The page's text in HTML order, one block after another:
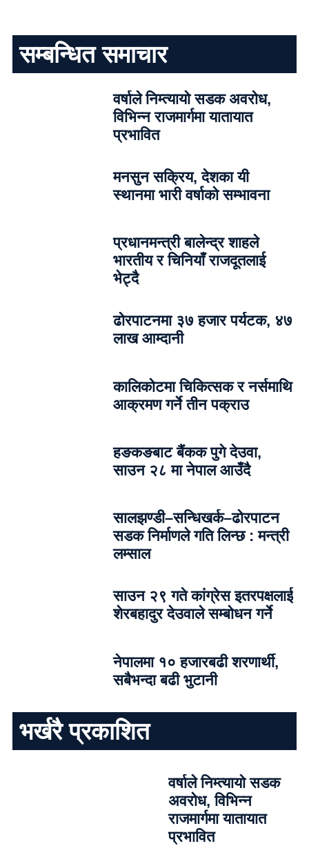
सम्बन्धित समाचार
वर्षाले निम्त्यायो सडक अवरोध,
विभिन्न राजमार्गमा यातायात
प्रभावित
मनसुन सक्रिय, देशका यी
स्थानमा भारी वर्षाको सम्भावना
प्रधानमन्त्री बालेन्द्र शाहले
भारतीय र चिनियाँ राजदूतलाई
भेट्दै
ढोरपाटनमा ३७ हजार पर्यटक, ४७
लाख आम्दानी
कालिकोटमा चिकित्सक र नर्समाथि
आक्रमण गर्ने तीन पक्राउ
हङकङबाट बैंकक पुगे देउवा,
साउन २८ मा नेपाल आउँदै
सालझण्डी–सन्धिखर्क–ढोरपाटन
सडक निर्माणले गति लिन्छ : मन्त्री
लम्साल
साउन २९ गते कांग्रेस इतरपक्षलाई
शेरबहादुर देउवाले सम्बोधन गर्ने
नेपालमा १० हजारबढी शरणार्थी,
सबैभन्दा बढी भुटानी
भर्खरै प्रकाशित
वर्षाले निम्त्यायो सडक
अवरोध, विभिन्न
राजमार्गमा यातायात
प्रभावित